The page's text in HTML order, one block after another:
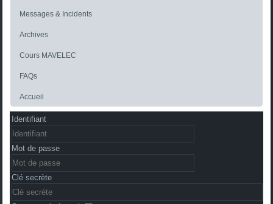
Messages & Incidents
Archives
Cours MAVELEC
FAQs
Accueil
Identifiant
Mot de passe
Clé secrète